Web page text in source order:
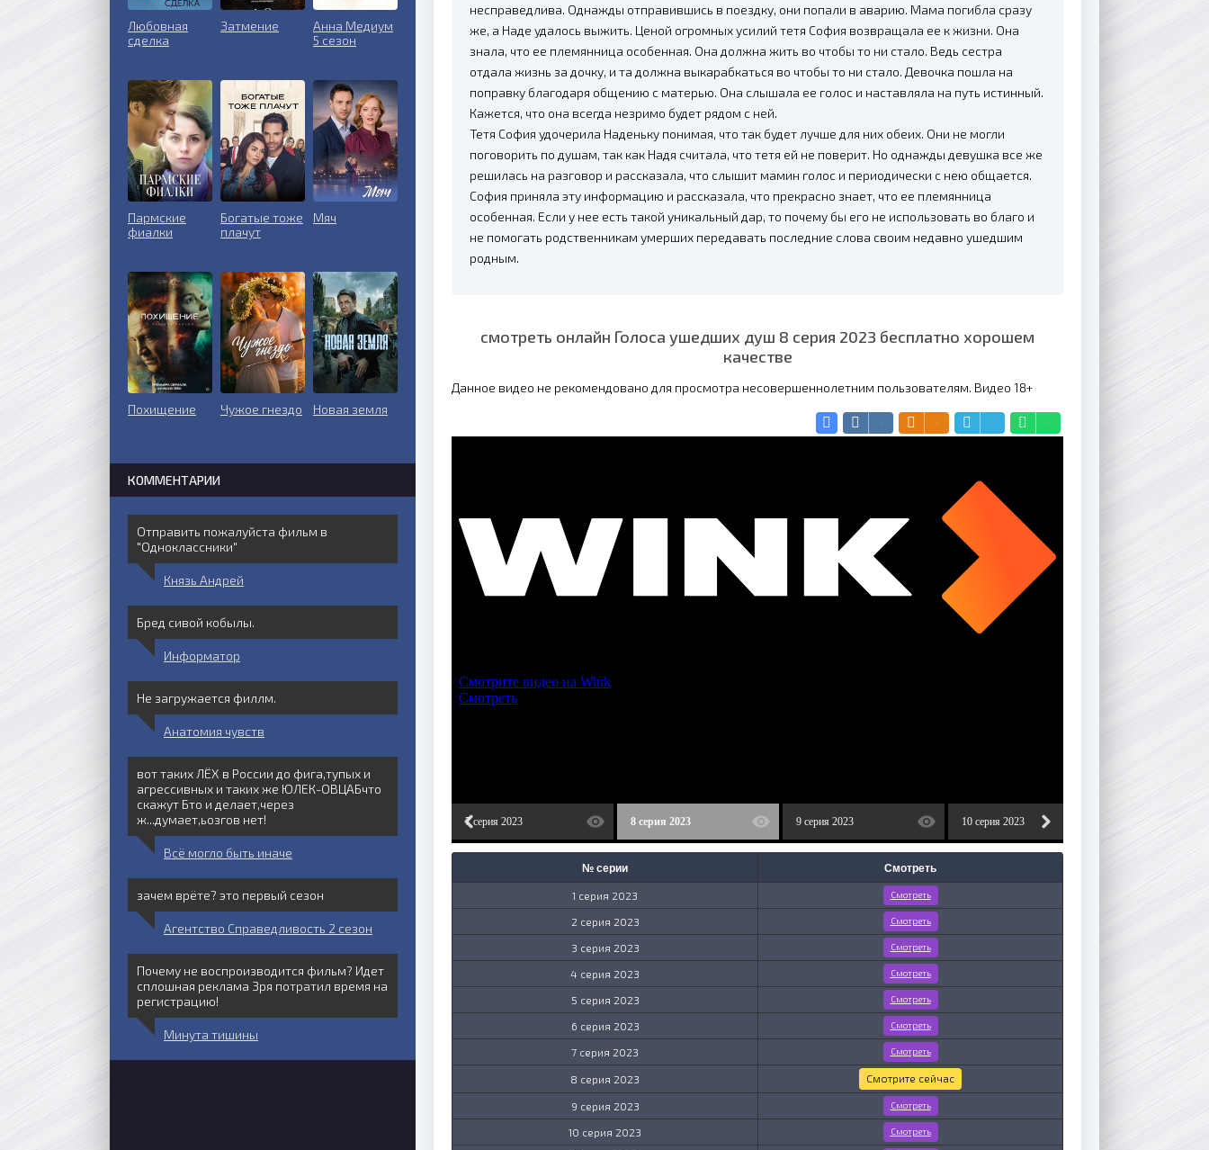
несправедлива. Однажды отправившись в поездку, они попали в аварию. Мама погибла сразу
же, а Наде удалось выжить. Ценой огромных усилий тетя София возвращала ее к жизни. Она
знала, что ее племянница особенная. Она должна жить во чтобы то ни стало. Ведь сестра
отдала жизнь за дочку, и та должна выкарабкаться во чтобы то ни стало. Девочка пошла на
поправку благодаря общению с матерью. Она слышала ее голос и наставляла на путь истинный.
Кажется, что она всегда незримо будет рядом с ней.
Тетя София удочерила Наденьку понимая, что так будет лучше для них обеих. Они не могли
поговорить по душам, так как Надя считала, что тетя ей не поверит. Но однажды девушка все же
решилась на разговор и рассказала, что слышит мамин голос и периодически с нею общается.
София приняла эту информацию и рассказала, что прекрасно знает, что ее племянница
особенная. Если у нее есть такой уникальный дар, то почему бы его не использовать во благо и
не помогать родственникам умерших передавать последние слова своим недавно ушедшим
родным.
смотреть онлайн Голоса ушедших душ 8 серия 2023 бесплатно хорошем
качестве
Данное видео не рекомендовано для просмотра несовершеннолетним пользователям. Видео 18+
5 серия 2023 7 серия 2023 8 серия 2023 9 серия 2023 10 серия 2023
№ серии Смотреть
1 серия 2023 Смотреть
2 серия 2023 Смотреть
3 серия 2023 Смотреть
4 серия 2023 Смотреть
5 серия 2023 Смотреть
6 серия 2023 Смотреть
7 серия 2023 Смотреть
8 серия 2023 Смотрите сейчас
9 серия 2023 Смотреть
10 серия 2023 Смотреть
Любовная
сделка
Затмение
Анна Медиум
5 сезон
Пармские
фиалки
Богатые тоже
плачут
Мяч
Похищение Чужое гнездо Новая земля
КОММЕНТАРИИ
Отправить пожалуйста фильм в
"Одноклассники"
Князь Андрей
Бред сивой кобылы.
Информатор
Не загружается филлм.
Анатомия чувств
вот таких ЛЁХ в России до фига,тупых и
агрессивных и таких же ЮЛЕК-ОВЦАБчто
скажут Бто и делает,через
ж...думает,ьозгов нет!
Всё могло быть иначе
зачем врёте? это первый сезон
Агентство Справедливость 2 сезон
Почему не воспроизводится фильм? Идет
сплошная реклама Зря потратил время на
регистрацию!
Минута тишины